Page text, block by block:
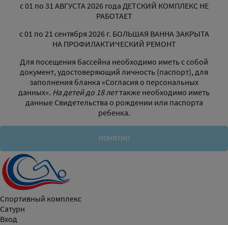
с 01 по 31 АВГУСТА 2026 года ДЕТСКИЙ КОМПЛЕКС НЕ
РАБОТАЕТ
с 01 по 21 сентября 2026 г. БОЛЬШАЯ ВАННА ЗАКРЫТА
НА ПРОФИЛАКТИЧЕСКИЙ РЕМОНТ
Для посещения бассейна необходимо иметь с собой
документ, удостоверяющий личность (паспорт), для
заполнения бланка «Согласия о персональных
данных». На детей до 18 леттакже необходимо иметь
данные Свидетельства о рождении или паспорта
ребенка.
ПОНЯТНО
Спортивный комплекс
Сатурн
Вход